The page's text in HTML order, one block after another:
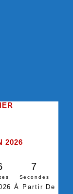
2026
6
Secondes
À Partir De